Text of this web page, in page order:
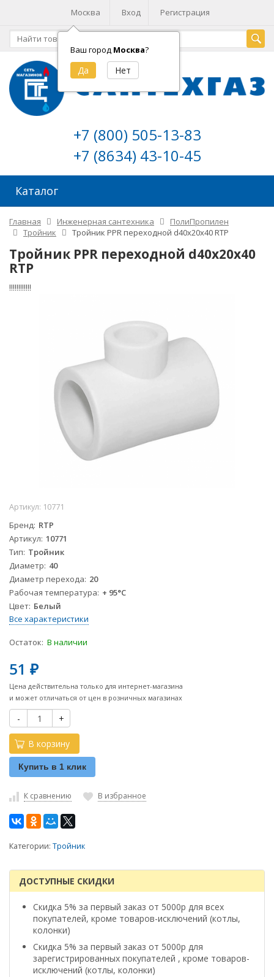
Москва
Ваш город Москва?
Вход Регистрация
+7 (800) 505-13-83
+7 (8634) 43-10-45
Каталог
Главная Инженерная сантехника
ПолиПропилен
Тройник
Тройник PPR переходной d40х20х40 RTP
Тройник PPR переходной d40х20х40
RTP
!!!!!!!!!!!!
Артикул: 10771
Бренд RTP
Артикул 10771
Тип Тройник
Диаметр 40
Диаметр перехода 20
Рабочая температура + 95°С
Цвет Белый
Все характеристики
Остаток: В наличии
51 ₽
Цена действительна только для интернет-магазина
и может отличаться от цен в розничных магазинах
- +
В корзину
Купить в 1 клик
К сравнению В избранное
Категории: Тройник
ДОСТУПНЫЕ СКИДКИ
Скидка 5% за первый заказ от 5000р для всех
покупателей, кроме товаров-исключений (котлы,
колонки)
Скидка 5% за первый заказ от 5000р для
зарегистрированных покупателей , кроме товаров-
исключений (котлы, колонки)